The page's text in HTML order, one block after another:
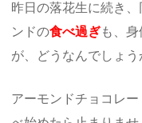
昨日の落花生に続き
ンドの食べ過ぎも、
が、どうなんでしょう
アーモンドチョコレ